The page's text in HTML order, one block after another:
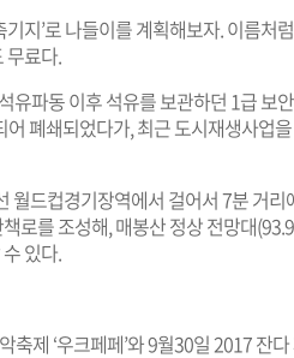
지’로 나들이를 계획해보자. 이름처
무료다.
유파동 이후 석유를 보관하던 1급 보
폐쇄되었다가, 최근 도시재생사업
월드컵경기장역에서 걸어서 7분 거리
로를 조성해, 매봉산 정상 전망대
있다.
제 ‘우크페페’와 9월30일 2017 잔